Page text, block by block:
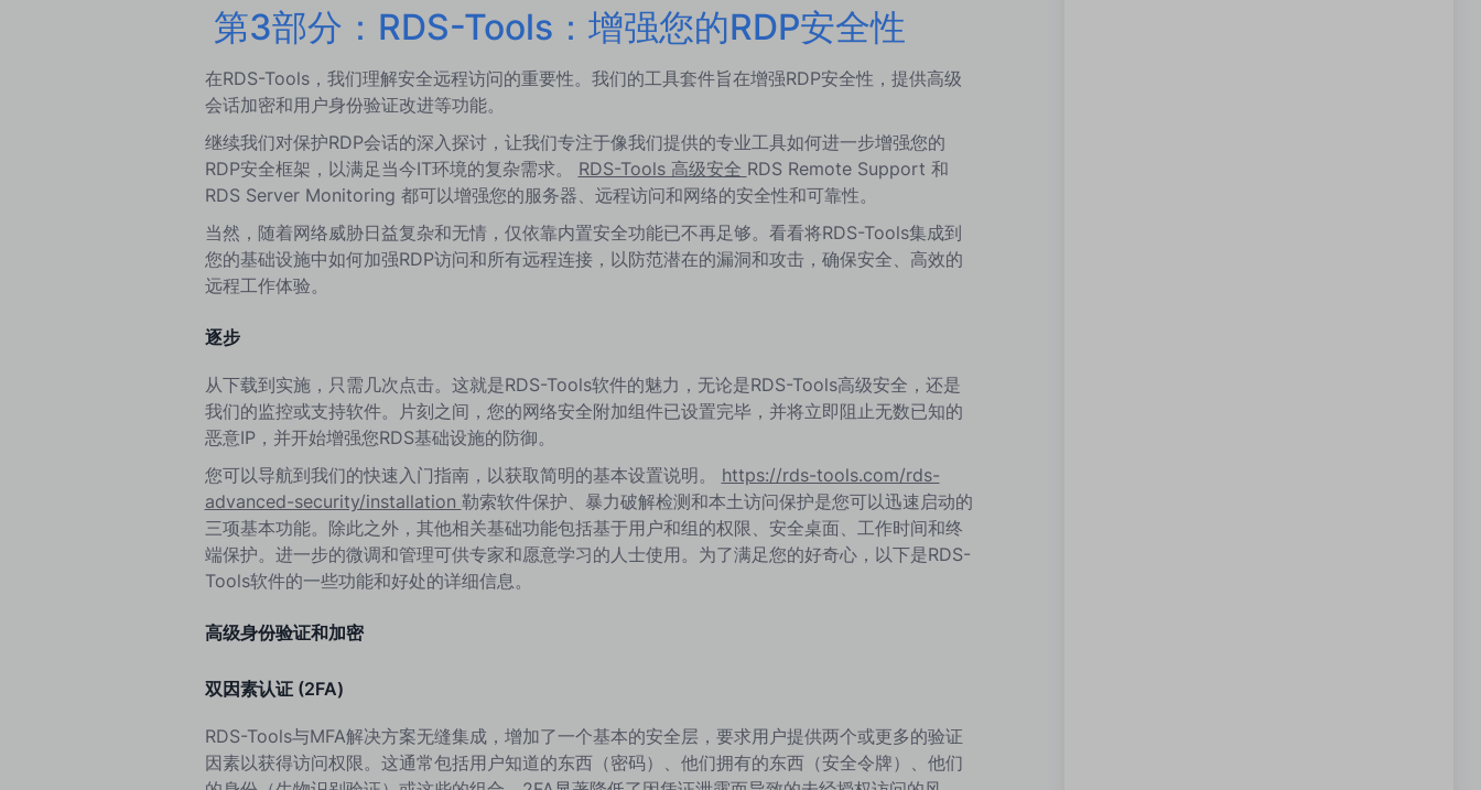
第3部分：RDS-Tools：增强您的RDP安全性
在RDS-Tools，我们理解安全远程访问的重要性。我们的工具套件旨在增强RDP安全性，提供高级
会话加密和用户身份验证改进等功能。
继续我们对保护RDP会话的深入探讨，让我们专注于像我们提供的专业工具如何进一步增强您的
RDP安全框架，以满足当今IT环境的复杂需求。 RDS-Tools 高级安全 RDS Remote Support 和
RDS Server Monitoring 都可以增强您的服务器、远程访问和网络的安全性和可靠性。
当然，随着网络威胁日益复杂和无情，仅依靠内置安全功能已不再足够。看看将RDS-Tools集成到
您的基础设施中如何加强RDP访问和所有远程连接，以防范潜在的漏洞和攻击，确保安全、高效的
远程工作体验。
逐步
从下载到实施，只需几次点击。这就是RDS-Tools软件的魅力，无论是RDS-Tools高级安全，还是
我们的监控或支持软件。片刻之间，您的网络安全附加组件已设置完毕，并将立即阻止无数已知的
恶意IP，并开始增强您RDS基础设施的防御。
您可以导航到我们的快速入门指南，以获取简明的基本设置说明。 https://rds-tools.com/rds-
advanced-security/installation 勒索软件保护、暴力破解检测和本土访问保护是您可以迅速启动的
三项基本功能。除此之外，其他相关基础功能包括基于用户和组的权限、安全桌面、工作时间和终
端保护。进一步的微调和管理可供专家和愿意学习的人士使用。为了满足您的好奇心，以下是RDS-
Tools软件的一些功能和好处的详细信息。
高级身份验证和加密
双因素认证 (2FA)
RDS-Tools与MFA解决方案无缝集成，增加了一个基本的安全层，要求用户提供两个或更多的验证
因素以获得访问权限。这通常包括用户知道的东西（密码）、他们拥有的东西（安全令牌）、他们